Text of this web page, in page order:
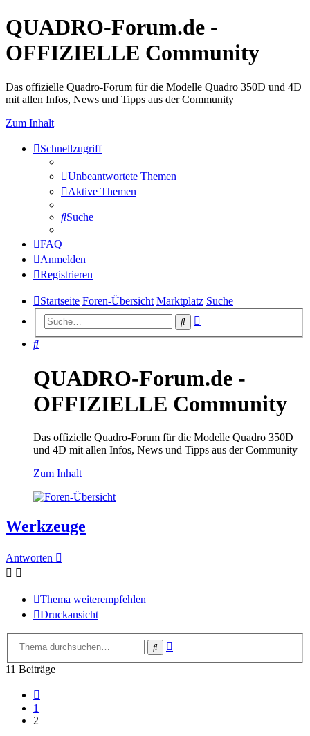
QUADRO-Forum.de -
OFFIZIELLE Community
Das offizielle Quadro-Forum für die Modelle Quadro 350D und 4D
mit allen Infos, News und Tipps aus der Community
Zum Inhalt
Schnellzugriff
Unbeantwortete Themen
Aktive Themen
Suche
FAQ
Anmelden
Registrieren
Startseite Foren-Übersicht Marktplatz Suche
Suche
Suche
QUADRO-Forum.de -
OFFIZIELLE Community
Das offizielle Quadro-Forum für die Modelle Quadro 350D
und 4D mit allen Infos, News und Tipps aus der Community
Zum Inhalt
Werkzeuge
Antworten
Thema weiterempfehlen
Druckansicht
Suche
11 Beiträge
1
2